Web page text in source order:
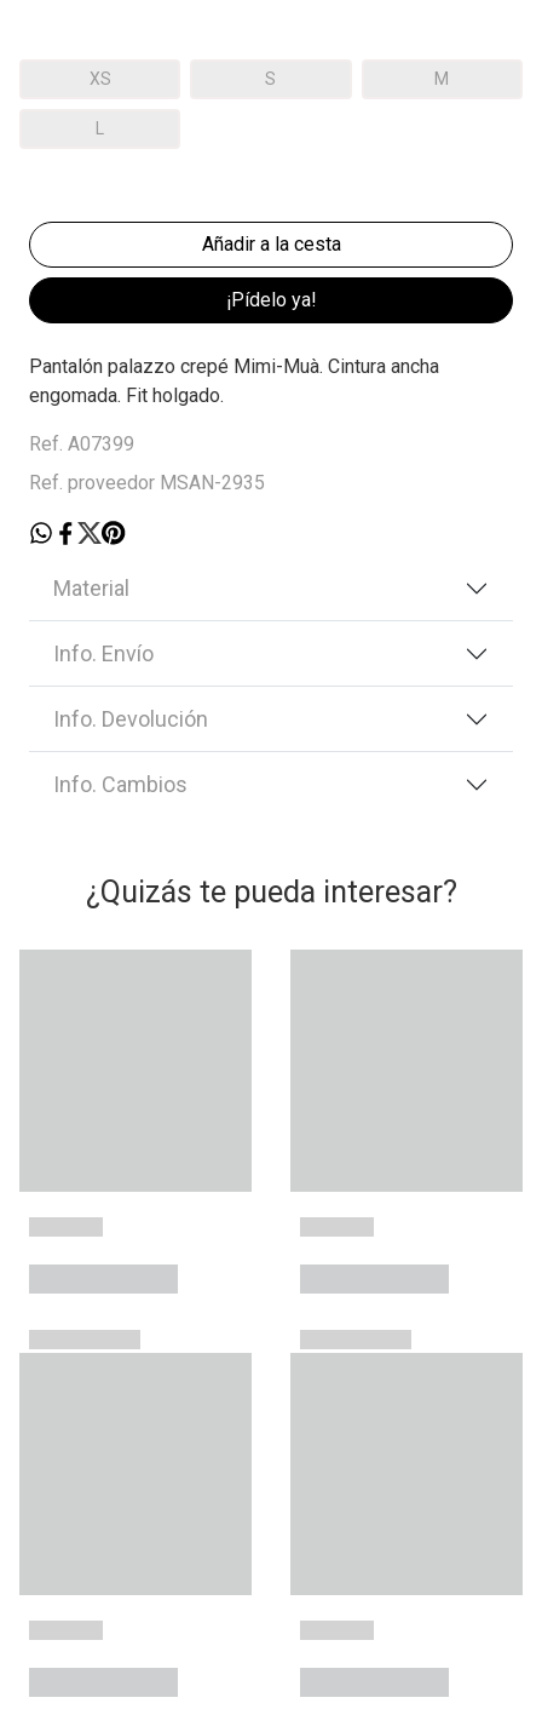
XS S M
L
¡Pídelo ya!
Pantalón palazzo crepé Mimi-Muà. Cintura ancha
engomada. Fit holgado.
Ref. A07399
Ref. proveedor MSAN-2935
Material
Info. Envío
Info. Devolución
Info. Cambios
¿Quizás te pueda interesar?